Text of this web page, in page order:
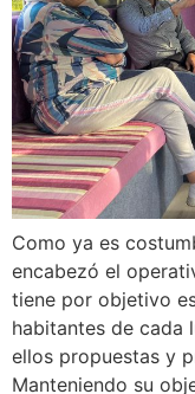
Como ya es
encabezó el
tiene por objetivo
habitantes de
ellos propuestas y
Manteniendo su